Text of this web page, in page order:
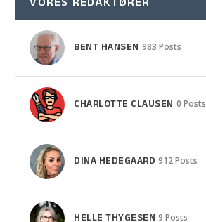
BENT HANSEN 983 Posts
CHARLOTTE CLAUSEN 0 Posts
DINA HEDEGAARD 912 Posts
HELLE THYGESEN 9 Posts